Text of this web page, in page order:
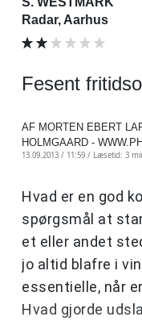
Radar, Aarhus
Fesent
AF MORTEN EBERT
HOLMGAARD -
13.09.2013 / 11:59 / Læsetid: 3
Hvad er en god
spørgsmål at
et eller andet
jo altid blafre i
essentielle, når
Hvad gjorde